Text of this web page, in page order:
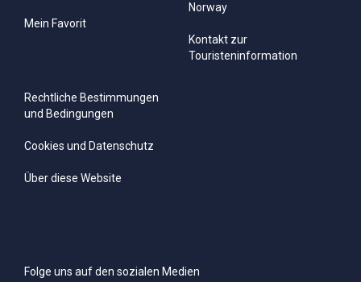
Mein Favorit
Norway
Kontakt zur
Touristeninformation
Rechtliche Bestimmungen
und Bedingungen
Cookies und Datenschutz
Über diese Website
Folge uns auf den sozialen Medien